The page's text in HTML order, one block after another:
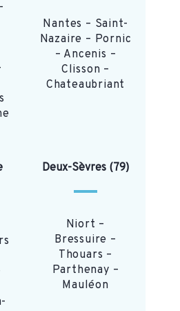
Nantes – Saint-
Nazaire – Pornic
– Ancenis –
Clisson –
Chateaubriant
Deux-Sèvres (79)
Niort –
Bressuire –
Thouars –
Parthenay –
Mauléon